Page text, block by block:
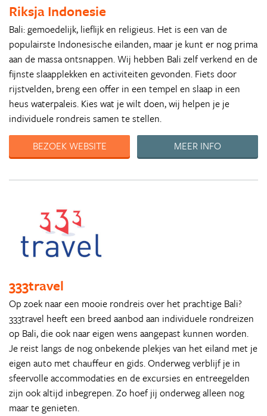
Riksja Indonesie
Bali: gemoedelijk, lieflijk en religieus. Het is een van de
populairste Indonesische eilanden, maar je kunt er nog prima
aan de massa ontsnappen. Wij hebben Bali zelf verkend en de
fijnste slaapplekken en activiteiten gevonden. Fiets door
rijstvelden, breng een offer in een tempel en slaap in een
heus waterpaleis. Kies wat je wilt doen, wij helpen je je
individuele rondreis samen te stellen.
BEZOEK WEBSITE
MEER INFO
333travel
Op zoek naar een mooie rondreis over het prachtige Bali?
333travel heeft een breed aanbod aan individuele rondreizen
op Bali, die ook naar eigen wens aangepast kunnen worden.
Je reist langs de nog onbekende plekjes van het eiland met je
eigen auto met chauffeur en gids. Onderweg verblijf je in
sfeervolle accommodaties en de excursies en entreegelden
zijn ook altijd inbegrepen. Zo hoef jij onderweg alleen nog
maar te genieten.